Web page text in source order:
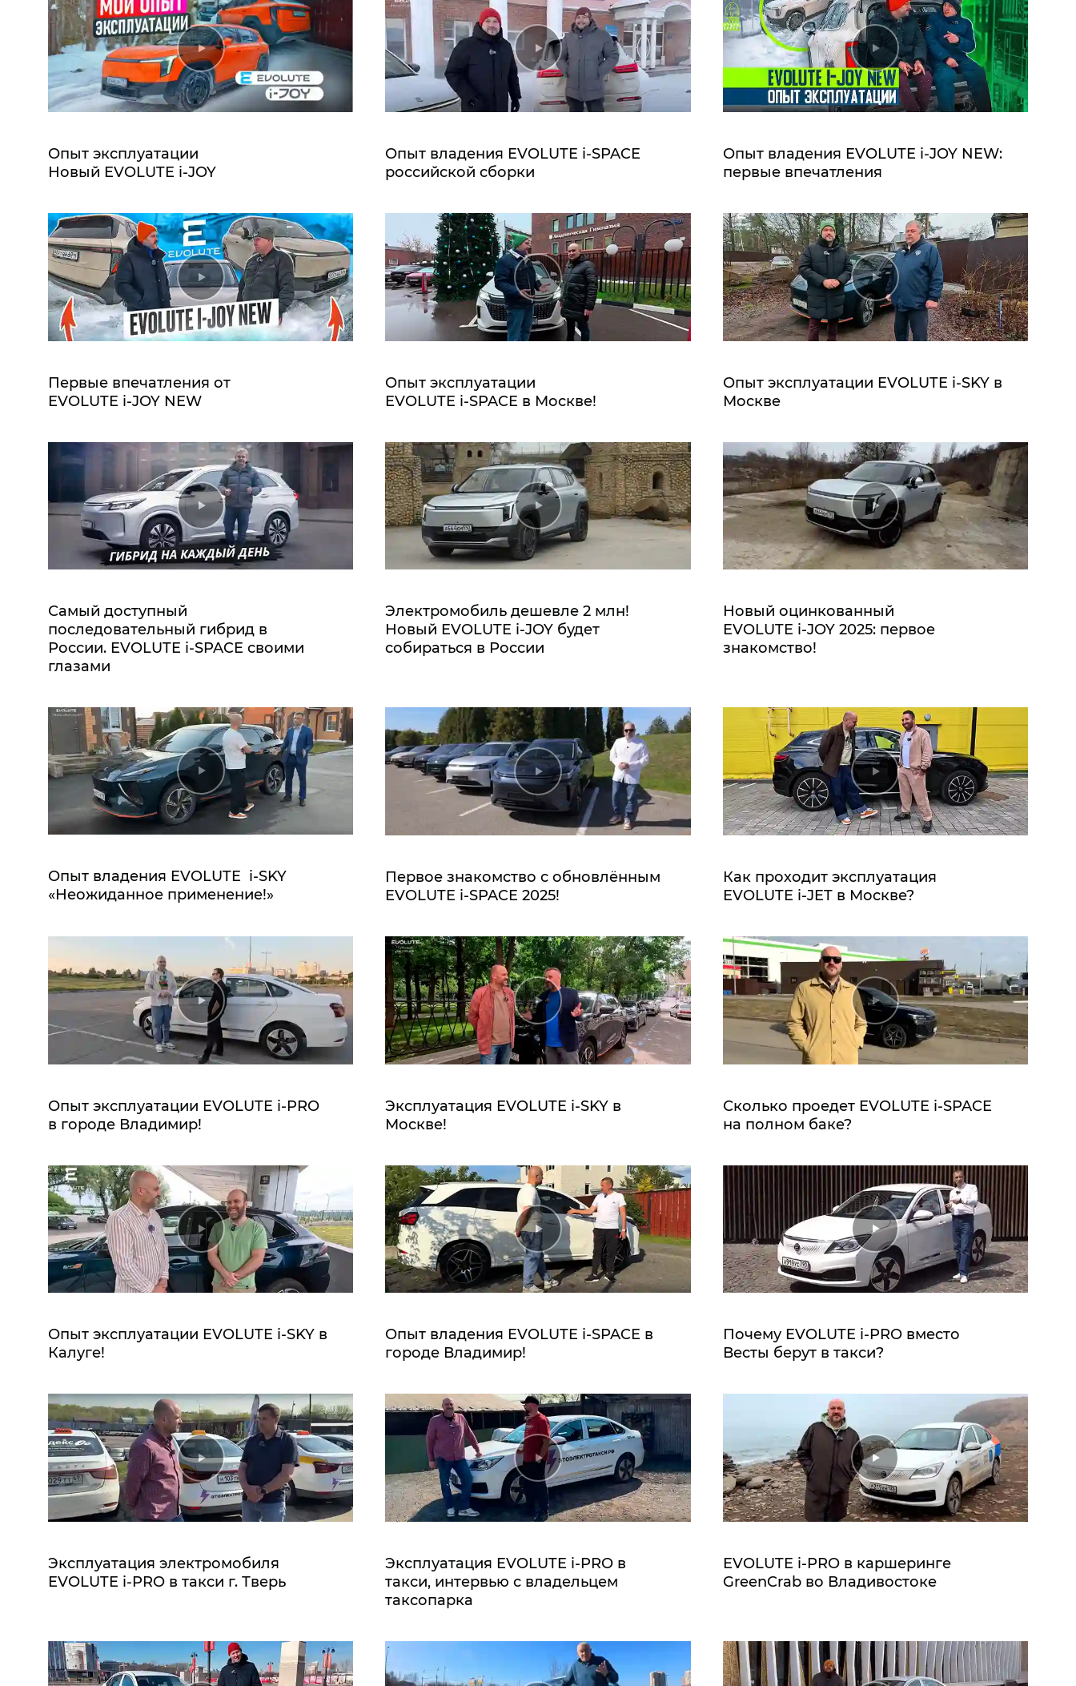
Опыт эксплуатации
Новый EVOLUTE i‑JOY
Опыт владения EVOLUTE i‑SPACE
российской сборки
Опыт владения EVOLUTE i‑JOY NEW:
первые впечатления
Первые впечатления от
EVOLUTE i‑JOY NEW
Опыт эксплуатации
EVOLUTE i‑SPACE в Москве!
Опыт эксплуатации EVOLUTE i‑SKY в
Москве
Самый доступный
последовательный гибрид в
России. EVOLUTE i‑SPACE своими
глазами
Электромобиль дешевле 2 млн!
Новый EVOLUTE i‑JOY будет
собираться в России
Новый оцинкованный
EVOLUTE i‑JOY 2025: первое
знакомство!
Опыт владения EVOLUTE i‑SKY
«Неожиданное применение!»
Первое знакомство с обновлённым
EVOLUTE i‑SPACE 2025!
Как проходит эксплуатация
EVOLUTE i‑JET в Москве?
Опыт эксплуатации EVOLUTE i‑PRO
в городе Владимир!
Эксплуатация EVOLUTE i‑SKY в
Москве!
Сколько проедет EVOLUTE i‑SPACE
на полном баке?
Опыт эксплуатации EVOLUTE i‑SKY в
Калуге!
Опыт владения EVOLUTE i‑SPACE в
городе Владимир!
Почему EVOLUTE i‑PRO вместо
Весты берут в такси?
Эксплуатация электромобиля
EVOLUTE i‑PRO в такси г. Тверь
Эксплуатация EVOLUTE i‑PRO в
такси, интервью с владельцем
таксопарка
EVOLUTE i‑PRO в каршеринге
GreenCrab во Владивостоке